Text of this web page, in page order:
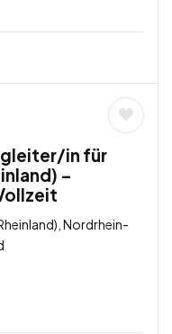
in für
–
Nordrhein-